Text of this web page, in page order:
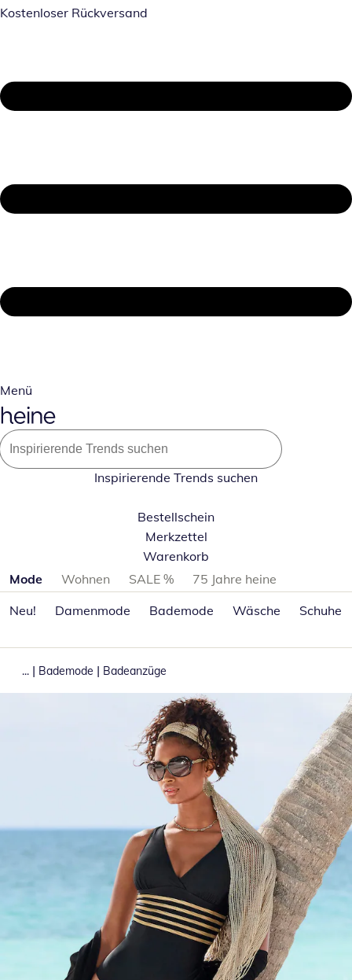
Kostenloser Rückversand
Menü
Inspirierende Trends suchen
Bestellschein
Merkzettel
Warenkorb
Produktkategorien überspringen
Mode Wohnen SALE %
75 Jahre heine
Neu!
Damenmode Bademode Wäsche Schuhe
... | Bademode | Badeanzüge